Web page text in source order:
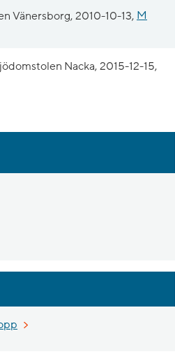
Vänersborg, 2010-10-13, M
Nacka, 2015-12-15,